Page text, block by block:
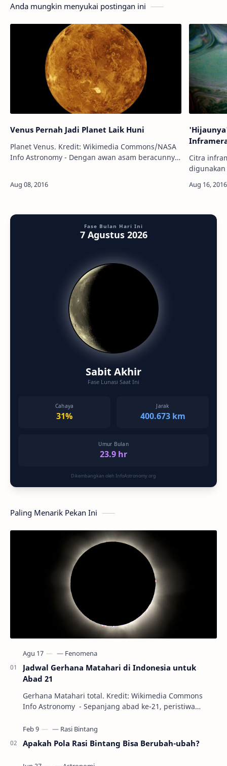
Anda mungkin menyukai postingan ini
Venus Pernah Jadi Planet Laik Huni
Planet Venus. Kredit: Wikimedia Commons/NASA
Info Astronomy - Dengan awan asam beracunnya,
Citra
terbaru
Fase Bulan Hari Ini
7 Agustus 2026
Sabit Akhir
Fase Lunasi Saat Ini
Cahaya
31%
Jarak
400.673 km
Umur Bulan
23.9 hr
Dikembangkan oleh InfoAstronomy.org
Paling Menarik Pekan Ini
Jadwal Gerhana Matahari di Indonesia untuk
Abad 21
Gerhana Matahari total. Kredit: Wikimedia Commons
Info Astronomy - Sepanjang abad ke-21, peristiwa
Apakah Pola Rasi Bintang Bisa Berubah-ubah?